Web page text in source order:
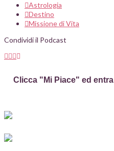
Astrologia
Destino
Missione di Vita
Condividi il Podcast
Clicca "Mi Piace" ed